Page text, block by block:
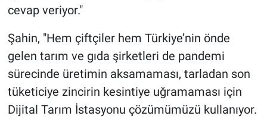
cevap veriyor."
Şahin, "Hem çiftçiler hem Türkiye’nin önde
gelen tarım ve gıda şirketleri de pandemi
sürecinde üretimin aksamaması, tarladan son
tüketiciye zincirin kesintiye uğramaması için
Dijital Tarım İstasyonu çözümümüzü kullanıyor.